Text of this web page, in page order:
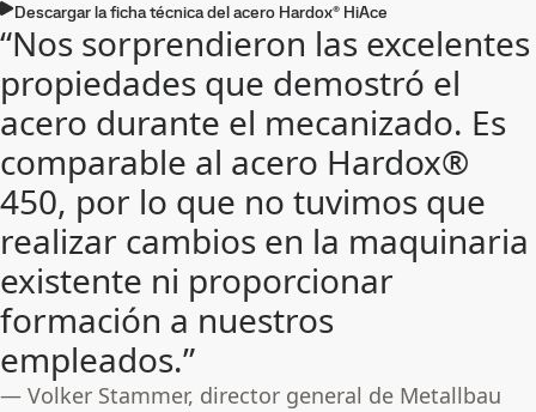
Descargar la ficha técnica del acero Hardox® HiAce
“Nos sorprendieron las excelentes
propiedades que demostró el
acero durante el mecanizado. Es
comparable al acero Hardox®
450, por lo que no tuvimos que
realizar cambios en la maquinaria
existente ni proporcionar
formación a nuestros
empleados.”
— Volker Stammer, director general de Metallbau